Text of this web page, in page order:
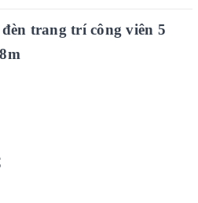
trang trí công viên 5